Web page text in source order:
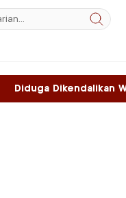
WNA, Sky Game di